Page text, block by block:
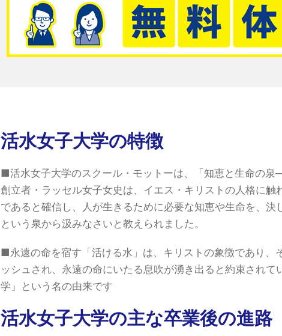
活水女子大学の特徴
■活水女子大学のスクール・モットーは、「知恵と生命の泉
創立者・ラッセル女子女史は、イエス・キリストの人格に触
であると確信し、人が生きるために必要な知恵や生命を、決
という泉から汲みなさいと教えられました。
■永遠の命を宿す「活ける水」は、キリストの象徴であり、
ッシュされ、永遠の命にいたる息吹が湧き出ると約束され
学」という名の由来です
活水女子大学の主な卒業後の進路